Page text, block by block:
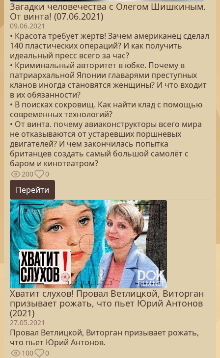
Загадки человечества с Олегом Шишкиным.
От винта! (07.06.2021)
09.06.2021
• Красота требует жертв! Зачем американец сделал
140 пластических операций? И как получить
идеальный пресс всего за час?
• Криминальный авторитет в юбке. Почему в
патриархальной Японии главарями преступных
кланов иногда становятся женщины? И что входит
в их обязанности?
• В поисках сокровищ. Как найти клад с помощью
современных технологий?
• От винта. почему авиаконструкторы всего мира
не отказываются от устаревших поршневых
двигателей? И чем закончилась попытка
британцев создать самый большой самолёт с
баром и кинотеатром?
200 0
Перейти
Хватит слухов! Провал Ветлицкой, Виторган
призывает рожать, что пьет Юрий Антонов
(2021)
27.05.2021
Провал Ветлицкой, Виторган призывает рожать,
что пьет Юрий Антонов.
100 0